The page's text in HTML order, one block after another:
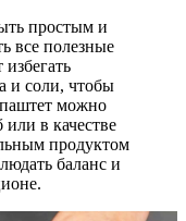
простым и
все полезные
и соли, чтобы
паштет можно
или в качестве
продуктом
баланс и